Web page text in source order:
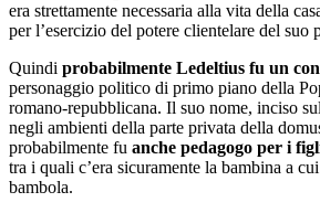
era strettamente necessaria alla vita della
per l’esercizio del potere clientelare del suo
Quindi probabilmente Ledeltius fu un
personaggio politico di primo piano della
romano-repubblicana. Il suo nome, inciso
negli ambienti della parte privata della
probabilmente fu anche pedagogo per i
tra i quali c’era sicuramente la bambina a
bambola.